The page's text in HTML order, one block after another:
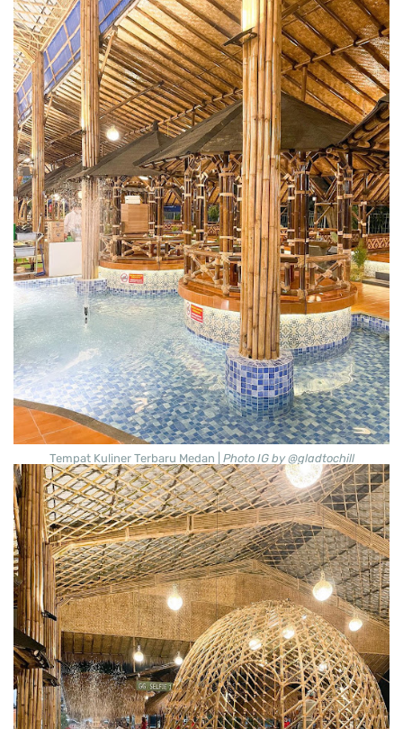
Tempat Kuliner Terbaru Medan | Photo IG by @gladtochill